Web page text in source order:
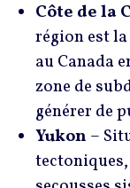
Côte de la
région est
au Canada
zone de
générer de
Yukon –